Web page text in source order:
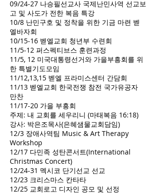
09/24-27 나승필선교사 국제난민사역 선교보
고 및 사도가 전한 복음 특강
10/8 난민구호 및 정착을 위한 기금 마련 벧
엘바자회
10/15-16 벧엘교회 청년부 수련회
11/5-12 퍼스펙티브스 훈련과정
11/5, 12 미국대통령선거와 가을부흥회를 위
한 특별기도모임
11/12,13,15 벧엘 프라미스센터 간담회
11/13 벧엘교회 한국전쟁 참전 국가유공자
만찬
11/17-20 가을 부흥회
주제: 내 교회를 세우리니 (마태복음 16:18)
강사: 박은조목사(은혜샘물교회담임)
12/3 장애사역팀 Music & Art Therapy
Workshop
12/17 다민족 성탄콘서트(International
Christmas Concert)
12/24-31 멕시코 단기선교 선교
12/23 크리스마스 칸타타
12/25 교회로고 디자인 공모 및 선정